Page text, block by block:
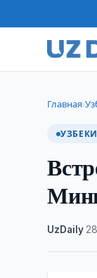
Главная›
UzDaily